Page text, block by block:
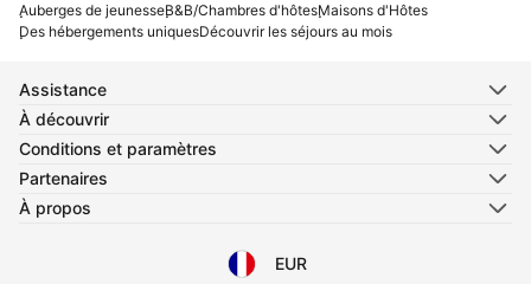
Auberges de jeunesseB&B/Chambres d'hôtesMaisons d'Hôtes
Des hébergements uniquesDécouvrir les séjours au mois
Assistance
À découvrir
Conditions et paramètres
Partenaires
À propos
Sélectionnez votre langue
EUR
Sélectionnez votre devise